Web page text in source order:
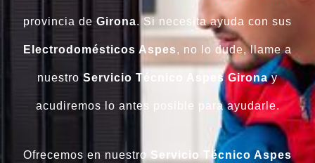
provincia de Girona. Si necesita ayuda con sus
Electrodomésticos Aspes, no lo dude, llame a
nuestro Servicio Técnico Aspes Gironay
acudiremos lo antes posible para ayudarle.
Ofrecemos en nuestro Servicio Técnico Aspes